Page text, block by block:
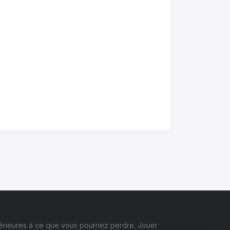
à ce que vous pourriez perdre. Jouer